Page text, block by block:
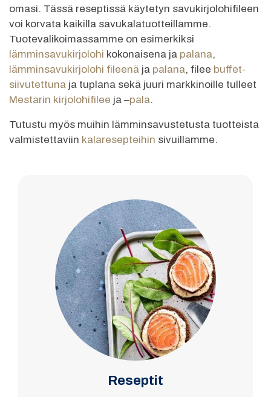
omasi. Tässä reseptissä käytetyn savukirjolohifileen
voi korvata kaikilla savukalatuotteillamme.
Tuotevalikoimassamme on esimerkiksi
lämminsavukirjolohi kokonaisena ja palana,
lämminsavukirjolohi fileenä ja palana, filee buffet-
siivutettuna ja tuplana sekä juuri markkinoille tulleet
Mestarin kirjolohifilee ja –pala.
Tutustu myös muihin lämminsavustetusta tuotteista
valmistettaviin kalaresepteihin sivuillamme.
Reseptit